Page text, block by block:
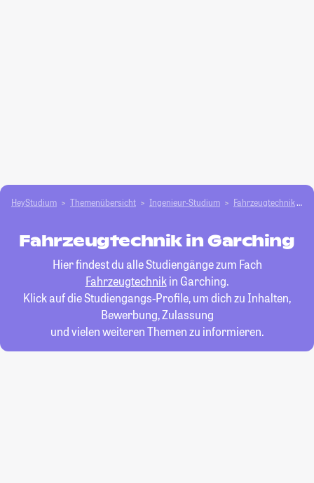
HeyStudium Themenübersicht Ingenieur-Studium Fahrzeugtechnik
Fahrzeugtechnik in Garching
Hier findest du alle Studiengänge zum Fach
Fahrzeugtechnikin Garching.
Klick auf die Studiengangs-Profile, um dich zu Inhalten,
Bewerbung, Zulassung
und vielen weiteren Themen zu informieren.